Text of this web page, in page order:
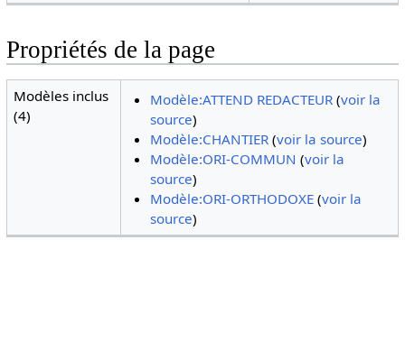
Propriétés de la page
Modèles inclus
(4)
Modèle:ATTEND REDACTEUR(voir la
source)
Modèle:CHANTIER(voir la source)
Modèle:ORI-COMMUN (voir la
source)
Modèle:ORI-ORTHODOXE(voir la
source)